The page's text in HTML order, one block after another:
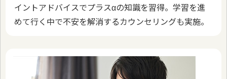
イントアドバイスでプラスαの知識を習得。学習を進
めて行く中で不安を解消するカウンセリングも実施。